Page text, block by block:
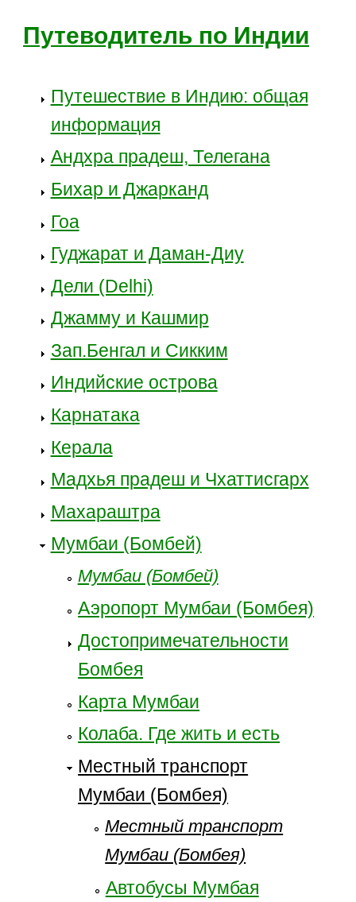
Путеводитель по Индии
Путешествие в Индию: общая
информация
Андхра прадеш, Телегана
Бихар и Джарканд
Гоа
Гуджарат и Даман-Диу
Дели (Delhi)
Джамму и Кашмир
Зап.Бенгал и Сикким
Индийские острова
Карнатака
Керала
Мадхья прадеш и Чхаттисгарх
Махараштра
Мумбаи (Бомбей)
Мумбаи (Бомбей)
Аэропорт Мумбаи (Бомбея)
Достопримечательности
Бомбея
Карта Мумбаи
Колаба. Где жить и есть
Местный транспорт
Мумбаи (Бомбея)
Местный транспорт
Мумбаи (Бомбея)
Автобусы Мумбая